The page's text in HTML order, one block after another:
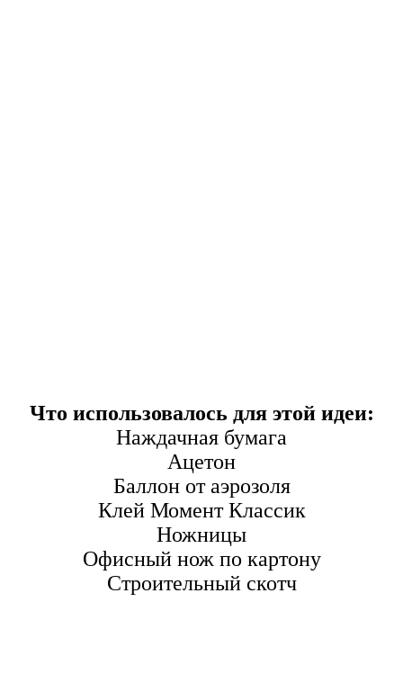
Что использовалось для этой идеи:
Наждачная бумага
Ацетон
Баллон от аэрозоля
Клей Момент Классик
Ножницы
Офисный нож по картону
Строительный скотч